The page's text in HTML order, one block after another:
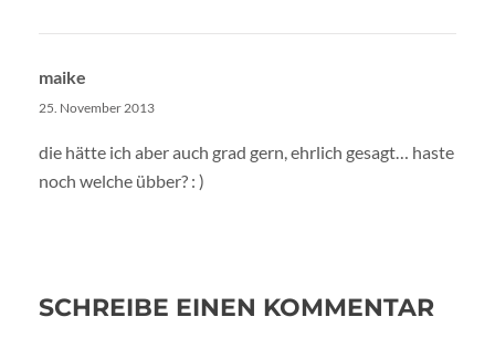
maike
25. November 2013
die hätte ich aber auch grad gern, ehrlich gesagt… haste
noch welche übber? : )
SCHREIBE EINEN KOMMENTAR